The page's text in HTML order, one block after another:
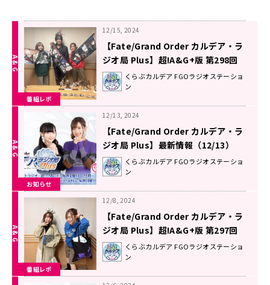
番組レポ
12/15, 2024
【Fate/Grand Order カルデア・ラ
ジオ局 Plus】超!A&G+版 第298回
放送レポート
くらぶカルデア FGOラジオステーショ
ン
お知らせ
12/13, 2024
【Fate/Grand Order カルデア・ラ
ジオ局 Plus】最新情報（12/13）
くらぶカルデア FGOラジオステーショ
ン
番組レポ
12/8, 2024
【Fate/Grand Order カルデア・ラ
ジオ局 Plus】超!A&G+版 第297回
放送レポート
くらぶカルデア FGOラジオステーショ
ン